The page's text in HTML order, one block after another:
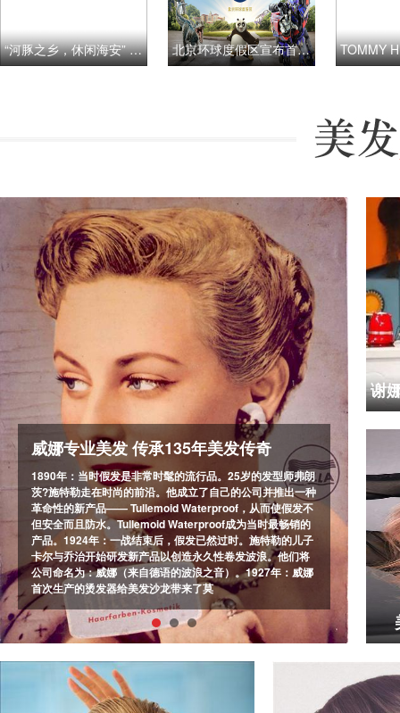
“河豚之乡，休闲海安” 2020年海安文旅（苏州）推介会圆满收官 北京环球度假区宣布首批21家旅游渠道官方授权合作伙伴
威娜专业美发 传承135年美发传奇
1890年：当时假发是非常时髦的流行品。25岁的发型师弗朗
茨?施特勒走在时尚的前沿。他成立了自己的公司并推出一种
革命性的新产品—— Tullemoid Waterproof，从而使假发不
但安全而且防水。Tullemoid Waterproof成为当时最畅销的
产品。1924年：一战结束后，假发已然过时。施特勒的儿子
卡尔与乔治开始研发新产品以创造永久性卷发波浪。他们将
公司命名为：威娜（来自德语的波浪之音）。1927年：威娜
首次生产的烫发器给美发沙龙带来了莫
头
生
到
面